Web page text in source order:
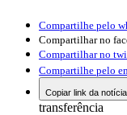
Compartilhe pelo
Compartilhar no
Compartilhar no
Compartilhe pelo
Copiar link da notícia
transferência